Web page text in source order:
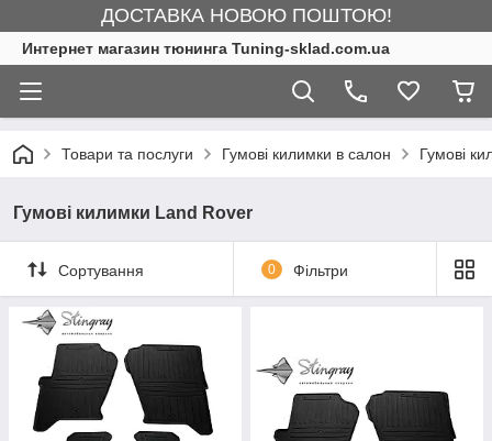
ДОСТАВКА НОВОЮ ПОШТОЮ!
Интернет магазин тюнинга Tuning-sklad.com.ua
Товари та послуги Гумові килимки в салон Гумові
Гумові килимки Land Rover
Сортування 0 Фільтри